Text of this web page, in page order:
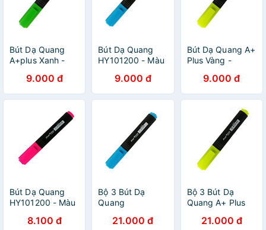
Bút Dạ Quang
A+plus Xanh -
9.000 đ
Bút Dạ Quang
HY101200 - Màu
9.000 đ
Bút Dạ Quang A+
Plus Vàng -
9.000 đ
Bút Dạ Quang
HY101200 - Màu
8.100 đ
Bộ 3 Bút Dạ
Quang
Xanh21.000 đ
Bộ 3 Bút Dạ
Quang A+ Plus
21.000 đ